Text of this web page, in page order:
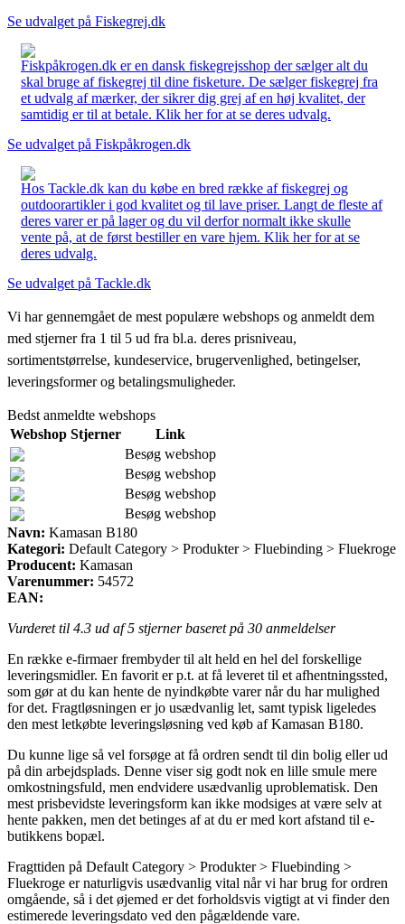
Se udvalget på Fiskegrej.dk
Fiskpåkrogen.dk er en dansk fiskegrejsshop der sælger alt du
skal bruge af fiskegrej til dine fisketure. De sælger fiskegrej fra
et udvalg af mærker, der sikrer dig grej af en høj kvalitet, der
samtidig er til at betale. Klik her for at se deres udvalg.
Se udvalget på Fiskpåkrogen.dk
Hos Tackle.dk kan du købe en bred række af fiskegrej og
outdoorartikler i god kvalitet og til lave priser. Langt de fleste af
deres varer er på lager og du vil derfor normalt ikke skulle
vente på, at de først bestiller en vare hjem. Klik her for at se
deres udvalg.
Se udvalget på Tackle.dk
Vi har gennemgået de mest populære webshops og anmeldt dem
med stjerner fra 1 til 5 ud fra bl.a. deres prisniveau,
sortimentstørrelse, kundeservice, brugervenlighed, betingelser,
leveringsformer og betalingsmuligheder.
Bedst anmeldte webshops
Webshop Stjerner
Link
Besøg webshop
Besøg webshop
Besøg webshop
Besøg webshop
Navn: Kamasan B180
Kategori: Default Category > Produkter > Fluebinding > Fluekroge
Producent: Kamasan
Varenummer: 54572
EAN:
Vurderet til 4.3 ud af 5 stjerner baseret på 30 anmeldelser
En række e-firmaer frembyder til alt held en hel del forskellige
leveringsmidler. En favorit er p.t. at få leveret til et afhentningssted,
som gør at du kan hente de nyindkøbte varer når du har mulighed
for det. Fragtløsningen er jo usædvanlig let, samt typisk ligeledes
den mest letkøbte leveringsløsning ved køb af Kamasan B180.
Du kunne lige så vel forsøge at få ordren sendt til din bolig eller ud
på din arbejdsplads. Denne viser sig godt nok en lille smule mere
omkostningsfuld, men endvidere usædvanlig uproblematisk. Den
mest prisbevidste leveringsform kan ikke modsiges at være selv at
hente pakken, men det betinges af at du er med kort afstand til e-
butikkens bopæl.
Fragttiden på Default Category > Produkter > Fluebinding >
Fluekroge er naturligvis usædvanlig vital når vi har brug for ordren
omgående, så i det øjemed er det forholdsvis vigtigt at vi finder den
estimerede leveringsdato ved den pågældende vare.